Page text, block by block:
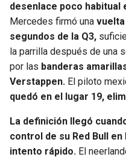
LIONS
PACKERS
PANTHERS
NUGGETS
TIMBERWOLVES
TRAIL BLAZERS
JAZZ
desenlace poco habitual
Mercedes firmó una vuelta
segundos de la Q3,
la parrilla después de una
por las banderas
Verstappen. El piloto
quedó en el lugar 19,
La definición llegó
control de su Red Bull
intento rápido. El